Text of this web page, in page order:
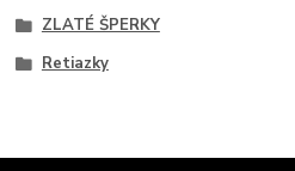
ZLATÉ ŠPERKY
Retiazky